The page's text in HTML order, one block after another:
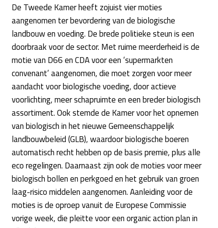
De Tweede Kamer heeft zojuist vier moties
aangenomen ter bevordering van de biologische
landbouw en voeding. De brede politieke steun is een
doorbraak voor de sector. Met ruime meerderheid is de
motie van D66 en CDA voor een ‘supermarkten
convenant’ aangenomen, die moet zorgen voor meer
aandacht voor biologische voeding, door actieve
voorlichting, meer schapruimte en een breder biologisch
assortiment. Ook stemde de Kamer voor het opnemen
van biologisch in het nieuwe Gemeenschappelijk
landbouwbeleid (GLB), waardoor biologische boeren
automatisch recht hebben op de basis premie, plus alle
eco regelingen. Daarnaast zijn ook de moties voor meer
biologisch bollen en perkgoed en het gebruik van groen
laag-risico middelen aangenomen. Aanleiding voor de
moties is de oproep vanuit de Europese Commissie
vorige week, die pleitte voor een organic action plan in